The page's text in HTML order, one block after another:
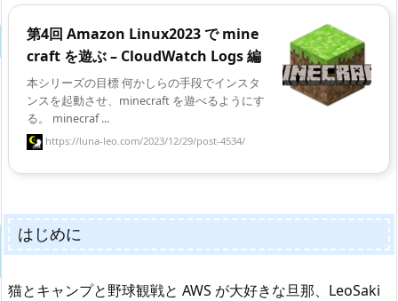
第4回 Amazon Linux2023 で mine
craft を遊ぶ – CloudWatch Logs 編
本シリーズの目標 何かしらの手段でインスタ
ンスを起動させ、minecraft を遊べるようにす
る。 minecraf ...
https://luna-leo.com/2023/12/29/post-4534/
はじめに
猫とキャンプと野球観戦と AWS が大好きな旦那、LeoSaki